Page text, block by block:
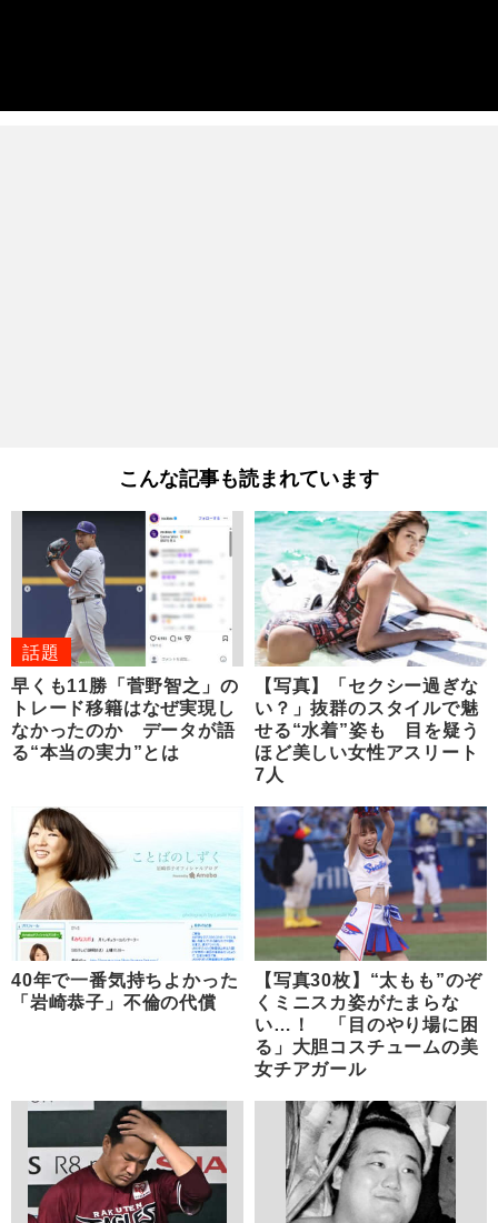
こんな記事も読まれています
話題
早くも11勝「菅野智之」の
トレード移籍はなぜ実現し
なかったのか データが語
る“本当の実力”とは
【写真】「セクシー過ぎな
い？」抜群のスタイルで魅
せる“水着”姿も 目を疑う
ほど美しい女性アスリート
7人
40年で一番気持ちよかった
「岩崎恭子」不倫の代償
【写真30枚】“太もも”のぞ
くミニスカ姿がたまらな
い…！ 「目のやり場に困
る」大胆コスチュームの美
女チアガール